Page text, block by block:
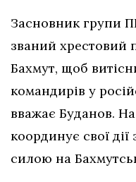
Засновник групи
званий хрестовий
Бахмут, щоб
командирів у
вважає Буданов.
координує свої
силою на